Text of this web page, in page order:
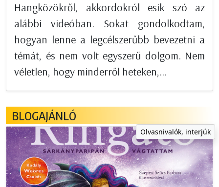
Hangközökről, akkordokról esik szó az
alábbi videóban. Sokat gondolkodtam,
hogyan lenne a legcélszerűbb bevezetni a
témát, és nem volt egyszerű dolgom. Nem
véletlen, hogy minderről heteken,...
BLOGAJÁNLÓ
Olvasnivalók, interjúk